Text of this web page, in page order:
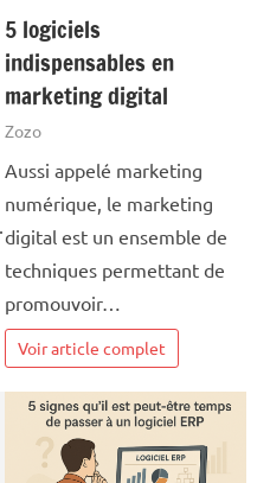
5 logiciels
indispensables en
marketing digital
Zozo
Aussi appelé marketing
numérique, le marketing
digital est un ensemble de
techniques permettant de
promouvoir…
Voir article complet